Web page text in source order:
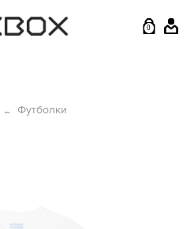
0
Футболки